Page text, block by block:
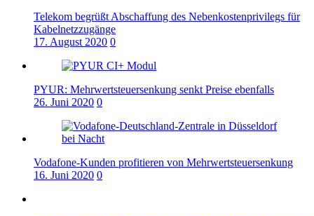
Telekom begrüßt Abschaffung des Nebenkostenprivilegs für
Kabelnetzzugänge
17. August 2020 0
PYUR: Mehrwertsteuersenkung senkt Preise ebenfalls
26. Juni 2020 0
Vodafone-Kunden profitieren von Mehrwertsteuersenkung
16. Juni 2020 0